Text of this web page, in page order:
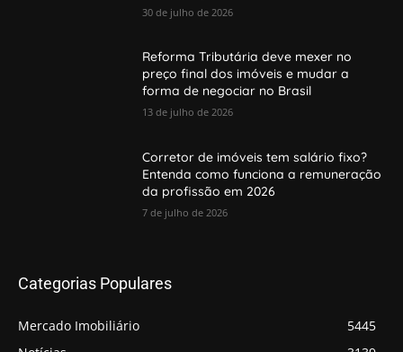
30 de julho de 2026
Reforma Tributária deve mexer no
preço final dos imóveis e mudar a
forma de negociar no Brasil
13 de julho de 2026
Corretor de imóveis tem salário fixo?
Entenda como funciona a remuneração
da profissão em 2026
7 de julho de 2026
Categorias Populares
Mercado Imobiliário
5445